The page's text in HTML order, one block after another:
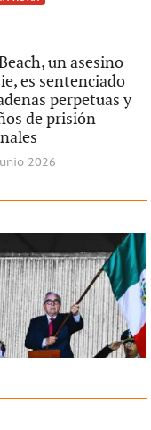
un asesino
es sentenciado
perpetuas y
de prisión
2026